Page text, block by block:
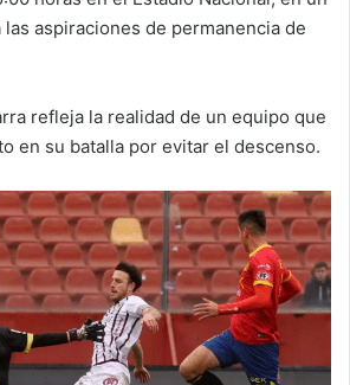
aspiraciones de permanencia de
refleja la realidad de un equipo que
en su batalla por evitar el descenso.